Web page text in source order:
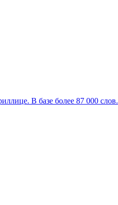
В базе более 87 000 слов.